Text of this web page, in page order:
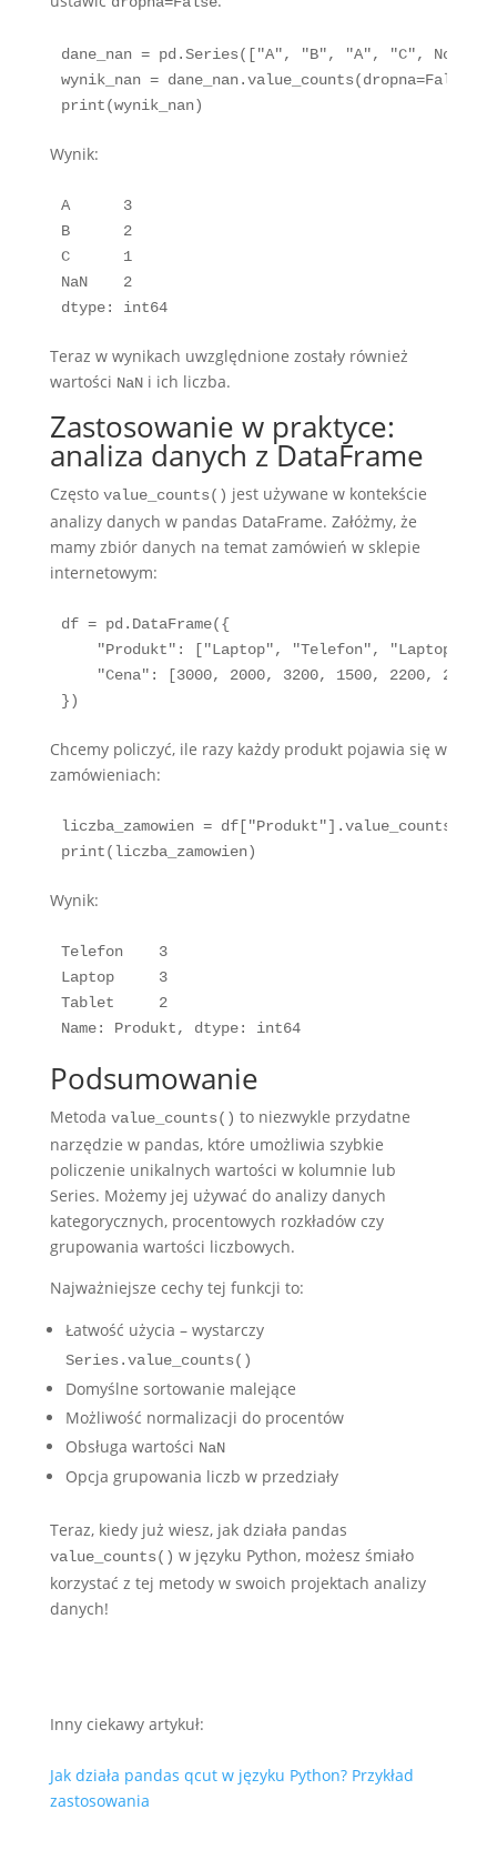
dane_nan = pd.Series(["A", "B", "A", "C", None,
wynik_nan = dane_nan.value_counts(dropna=False)
print(wynik_nan)
Wynik:
A      3
B      2
C      1
NaN    2
dtype: int64
Teraz w wynikach uwzględnione zostały również
wartości NaNi ich liczba.
Zastosowanie w praktyce:
analiza danych z DataFrame
Często value_counts() jest używane w kontekście
analizy danych w pandas DataFrame. Załóżmy, że
mamy zbiór danych na temat zamówień w sklepie
internetowym:
df = pd.DataFrame({
"Produkt": ["Laptop", "Telefon", "Laptop",
"Cena": [3000, 2000, 3200, 1500, 2200, 2500,
})
Chcemy policzyć, ile razy każdy produkt pojawia się w
zamówieniach:
liczba_zamowien = df["Produkt"].value_counts()
print(liczba_zamowien)
Wynik:
Telefon    3
Laptop     3
Tablet     2
Name: Produkt, dtype: int64
Podsumowanie
Metoda value_counts() to niezwykle przydatne
narzędzie w pandas, które umożliwia szybkie
policzenie unikalnych wartości w kolumnie lub
Series. Możemy jej używać do analizy danych
kategorycznych, procentowych rozkładów czy
grupowania wartości liczbowych.
Najważniejsze cechy tej funkcji to:
Łatwość użycia – wystarczy
Series.value_counts()
Domyślne sortowanie malejące
Możliwość normalizacji do procentów
Obsługa wartości NaN
Opcja grupowania liczb w przedziały
Teraz, kiedy już wiesz, jak działa pandas
value_counts() w języku Python, możesz śmiało
korzystać z tej metody w swoich projektach analizy
danych!
Inny ciekawy artykuł:
Jak działa pandas qcut w języku Python? Przykład
zastosowania